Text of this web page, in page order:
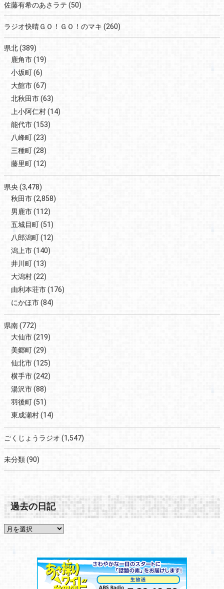
佐藤有希のあさラテ (50)
ラジオ快晴ＧＯ！ＧＯ！のマキ (260)
県北(389)
鹿角市(19)
小坂町(6)
大館市(67)
北秋田市(63)
上小阿仁村(14)
能代市(153)
八峰町(23)
三種町(28)
藤里町(12)
県央(3,478)
秋田市(2,858)
男鹿市(112)
五城目町(51)
八郎潟町(12)
潟上市(140)
井川町(13)
大潟村(22)
由利本荘市(176)
にかほ市(84)
県南(772)
大仙市(219)
美郷町(29)
仙北市(125)
横手市(242)
湯沢市(88)
羽後町(51)
東成瀬村(14)
ごくじょうラジオ (1,547)
未分類(90)
過去の日記